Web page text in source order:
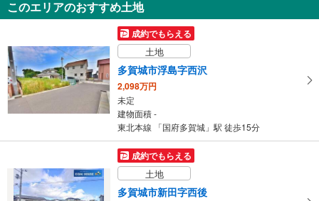
多賀城市笠神5丁目
4,198万円
7SLDK
建物面積 235.06m
仙石線 「下馬」駅 徒歩30分
このエリアのおすすめ土地
成約でもらえる
土地
多賀城市浮島字西沢
2,098万円
未定
建物面積 -
東北本線 「国府多賀城」駅 徒歩15分
成約でもらえる
土地
多賀城市新田字西後